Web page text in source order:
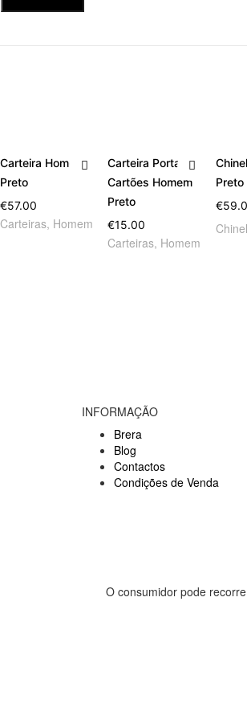
Carteira Homem
Preto
€57.00
Carteiras, Homem
Carteira Porta
Cartões Homem
Preto
€15.00
Carteiras, Homem
Preto
€
INFORMAÇÃO
Brera
Blog
Contactos
Condições de Venda
O consumidor pode